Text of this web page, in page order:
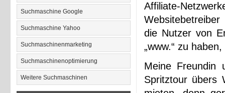
Suchmaschine Google
Suchmaschine Yahoo
Suchmaschinenmarketing
Suchmaschinenoptimierung
Weitere Suchmaschinen
Affiliate-
die Nutzer von
„www.“ zu
Meine
Spritztour übers